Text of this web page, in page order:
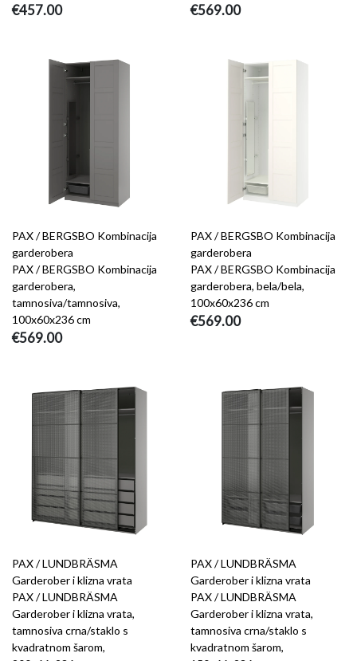
€457.00 €569.00
PAX / BERGSBO Kombinacija
garderobera
PAX / BERGSBO Kombinacija
garderobera,
tamnosiva/tamnosiva,
100x60x236 cm
€569.00
PAX / BERGSBO Kombinacija
garderobera
PAX / BERGSBO Kombinacija
garderobera, bela/bela,
100x60x236 cm
€569.00
PAX / LUNDBRÄSMA
Garderober i klizna vrata
PAX / LUNDBRÄSMA
Garderober i klizna vrata,
tamnosiva crna/staklo s
kvadratnom šarom,
PAX / LUNDBRÄSMA
Garderober i klizna vrata
PAX / LUNDBRÄSMA
Garderober i klizna vrata,
tamnosiva crna/staklo s
kvadratnom šarom,